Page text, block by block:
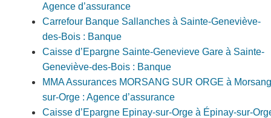
Agence d’assurance
Carrefour Banque Sallanches à Sainte-Geneviève-
des-Bois : Banque
Caisse d’Epargne Sainte-Genevieve Gare à Sainte-
Geneviève-des-Bois : Banque
MMA Assurances MORSANG SUR ORGE à
sur-Orge : Agence d’assurance
Caisse d’Epargne Epinay-sur-Orge à Épinay-sur-